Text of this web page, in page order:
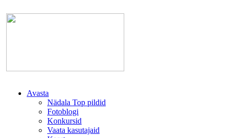
Avasta
Nädala Top pildid
Fotoblogi
Konkursid
Vaata kasutajaid